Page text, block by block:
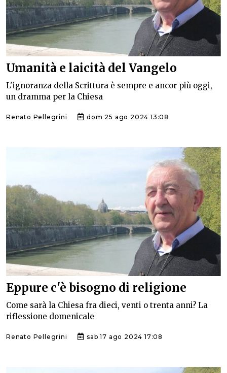
Umanità e laicità del Vangelo
L'ignoranza della Scrittura è sempre e ancor più oggi,
un dramma per la Chiesa
Renato Pellegrini dom 25 ago 2024 13:08
Eppure c'è bisogno di religione
Come sarà la Chiesa fra dieci, venti o trenta anni? La
riflessione domenicale
Renato Pellegrini sab 17 ago 2024 17:08